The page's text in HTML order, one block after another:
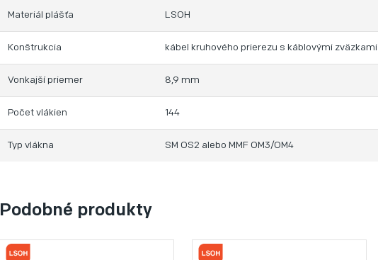
Materiál plášťa LSOH
Konštrukcia kábel kruhového prierezu s káblovými zväzkami
Vonkajší priemer 8,9 mm
Počet vlákien 144
Typ vlákna SM OS2 alebo MMF OM3/OM4
Podobné produkty